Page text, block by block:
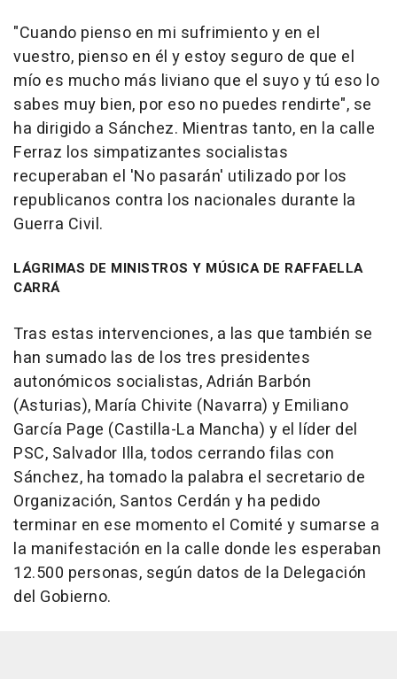
"Cuando pienso en mi sufrimiento y en el
vuestro, pienso en él y estoy seguro de que el
mío es mucho más liviano que el suyo y tú eso lo
sabes muy bien, por eso no puedes rendirte", se
ha dirigido a Sánchez. Mientras tanto, en la calle
Ferraz los simpatizantes socialistas
recuperaban el 'No pasarán' utilizado por los
republicanos contra los nacionales durante la
Guerra Civil.
LÁGRIMAS DE MINISTROS Y MÚSICA DE RAFFAELLA
CARRÁ
Tras estas intervenciones, a las que también se
han sumado las de los tres presidentes
autonómicos socialistas, Adrián Barbón
(Asturias), María Chivite (Navarra) y Emiliano
García Page (Castilla-La Mancha) y el líder del
PSC, Salvador Illa, todos cerrando filas con
Sánchez, ha tomado la palabra el secretario de
Organización, Santos Cerdán y ha pedido
terminar en ese momento el Comité y sumarse a
la manifestación en la calle donde les esperaban
12.500 personas, según datos de la Delegación
del Gobierno.